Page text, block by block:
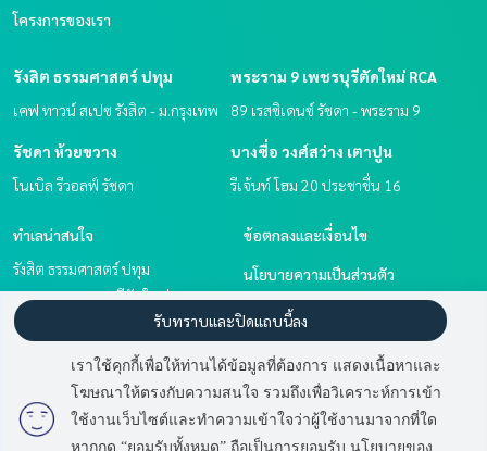
โครงการของเรา
รังสิต ธรรมศาสตร์ ปทุม
เคฟ ทาวน์ สเปซ รังสิต - ม.กรุงเทพ
พระราม 9 เพชรบุรีตัดใหม่ RCA
89 เรสซิเดนซ์ รัชดา - พระราม 9
รัชดา ห้วยขวาง
โนเบิล รีวอลฟ์ รัชดา
บางซื่อ วงศ์สว่าง เตาปูน
รีเจ้นท์ โฮม 20 ประชาชื่น 16
ทำเลน่าสนใจ
รังสิต ธรรมศาสตร์ ปทุม
พระราม 9 เพชรบุรีตัดใหม่ RCA
บางซื่อ วงศ์สว่าง เตาปูน
ข้อตกลงและเงื่อนไข
นโยบายความเป็นส่วนตัว
เกี่ยวกับเรา
วิธีการฝากขาย-เช่า
ติดต่อ
เราใช้คุกกี้เพื่อให้ท่านได้ข้อมูลที่ต้องการ แสดงเนื้อหาและ
โฆษณาให้ตรงกับความสนใจ รวมถึงเพื่อวิเคราะห์การเข้า
ใช้งานเว็บไซต์และทำความเข้าใจว่าผู้ใช้งานมาจากที่ใด
หากกด “ยอมรับทั้งหมด” ถือเป็นการยอมรับ นโยบายของ
รับทราบและปิดแถบนี้ลง